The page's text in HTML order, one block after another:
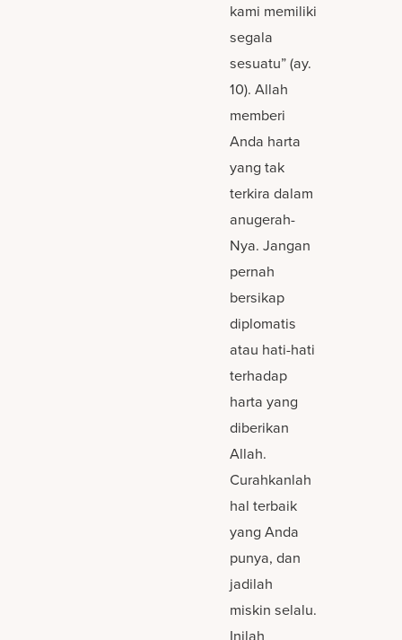
kami memiliki
segala
sesuatu” (ay.
10). Allah
memberi
Anda harta
yang tak
terkira dalam
anugerah-
Nya. Jangan
pernah
bersikap
diplomatis
atau hati-hati
terhadap
harta yang
diberikan
Allah.
Curahkanlah
hal terbaik
yang Anda
punya, dan
jadilah
miskin selalu.
Inilah